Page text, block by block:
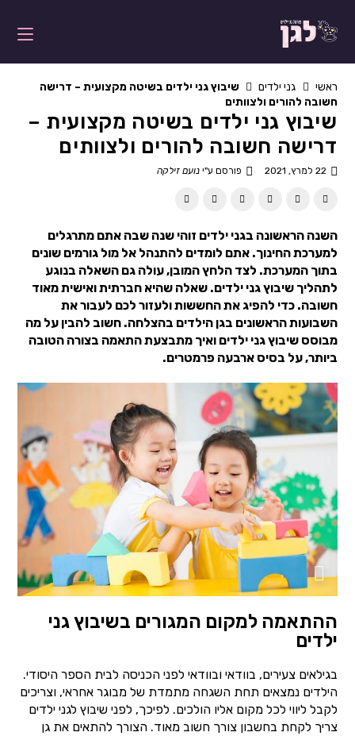
ראשי גני ילדים
שיבוץ גני ילדים בשיטה מקצועית – דרישה
חשובה להורים ולצוותים
שיבוץ גני ילדים בשיטה מקצועית –
דרישה חשובה להורים ולצוותים
22 למרץ, 2021 פורסם ע"ינועם זילקה
השנה הראשונה בגני ילדים זוהי שנה שבה אתם מתרגלים
למערכת החינוך. אתם לומדים להתנהל אל מול גורמים שונים
בתוך המערכת. לצד הלחץ המובן, עולה גם השאלה בנוגע
לתהליך שיבוץ גני ילדים. שאלה שהיא חברתית ואישית מאוד
חשובה. כדי להפיג את החששות ולעזור לכם לעבור את
השבועות הראשונים בגן הילדים בהצלחה. חשוב להבין על מה
מבוסס שיבוץ גני ילדים ואיך מתבצעת התאמה בצורה הטובה
ביותר, על בסיס ארבעה פרמטרים.
ההתאמה למקום המגורים בשיבוץ גני
ילדים
בגילאים צעירים, בוודאי ובוודאי לפני הכניסה לבית הספר היסודי.
הילדים נמצאים תחת השגחה מתמדת של מבוגר אחראי, וצריכים
לקבל ליווי לכל מקום אליו הולכים. לפיכך, לפני שיבוץ לגני ילדים
צריך לקחת בחשבון צורך חשוב מאוד. הצורך להתאים את גן